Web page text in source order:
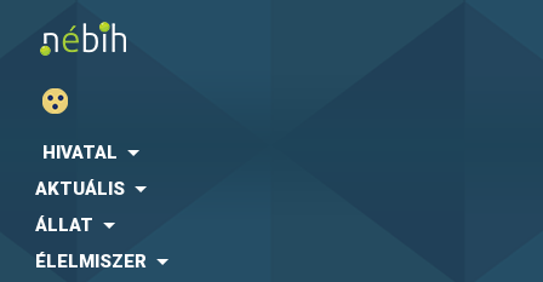
HIVATAL
AKTUÁLIS
ÁLLAT
ÉLELMISZER